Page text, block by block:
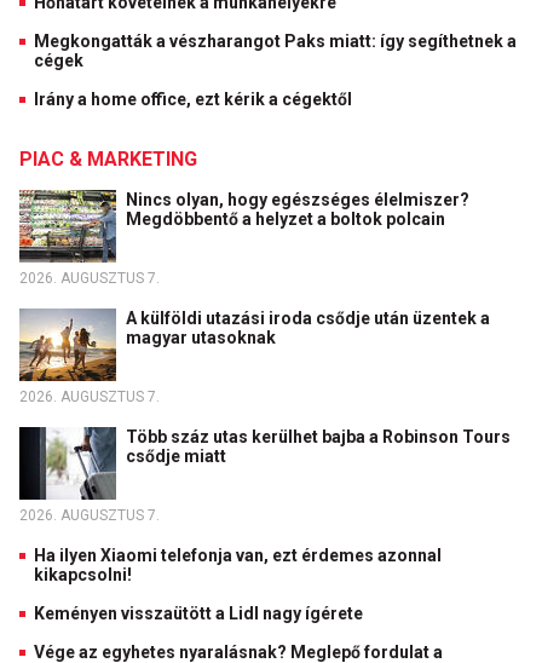
Megkongatták a vészharangot Paks miatt: így segíthetnek a
cégek
Irány a home office, ezt kérik a cégektől
PIAC & MARKETING
Nincs olyan, hogy egészséges élelmiszer?
Megdöbbentő a helyzet a boltok polcain
2026. AUGUSZTUS 7.
A külföldi utazási iroda csődje után üzentek a
magyar utasoknak
2026. AUGUSZTUS 7.
Több száz utas kerülhet bajba a Robinson Tours
csődje miatt
2026. AUGUSZTUS 7.
Ha ilyen Xiaomi telefonja van, ezt érdemes azonnal
kikapcsolni!
Keményen visszaütött a Lidl nagy ígérete
Vége az egyhetes nyaralásnak? Meglepő fordulat a